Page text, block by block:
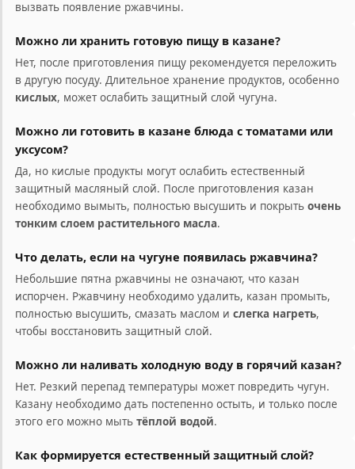
вызвать появление ржавчины.
Можно ли хранить готовую пищу в казане?
Нет, после приготовления пищу рекомендуется переложить
в другую посуду. Длительное хранение продуктов, особенно
кислых, может ослабить защитный слой чугуна.
Можно ли готовить в казане блюда с томатами или
уксусом?
Да, но кислые продукты могут ослабить естественный
защитный масляный слой. После приготовления казан
необходимо вымыть, полностью высушить и покрыть очень
тонким слоем растительного масла.
Что делать, если на чугуне появилась ржавчина?
Небольшие пятна ржавчины не означают, что казан
испорчен. Ржавчину необходимо удалить, казан промыть,
полностью высушить, смазать маслом и слегка нагреть,
чтобы восстановить защитный слой.
Можно ли наливать холодную воду в горячий казан?
Нет. Резкий перепад температуры может повредить чугун.
Казану необходимо дать постепенно остыть, и только после
этого его можно мыть тёплой водой.
Как формируется естественный защитный слой?